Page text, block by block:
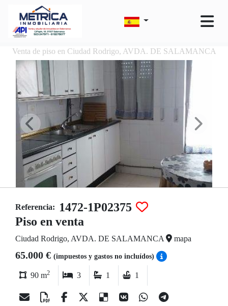
Venta de piso en Ciudad Rodrigo, AVDA. DE SALAMANCA
Referencia:
1472-1P02375
Piso en venta
Ciudad Rodrigo, AVDA. DE SALAMANCA mapa
65.000 € (impuestos y gastos no incluídos)
90 m2 3 1 1